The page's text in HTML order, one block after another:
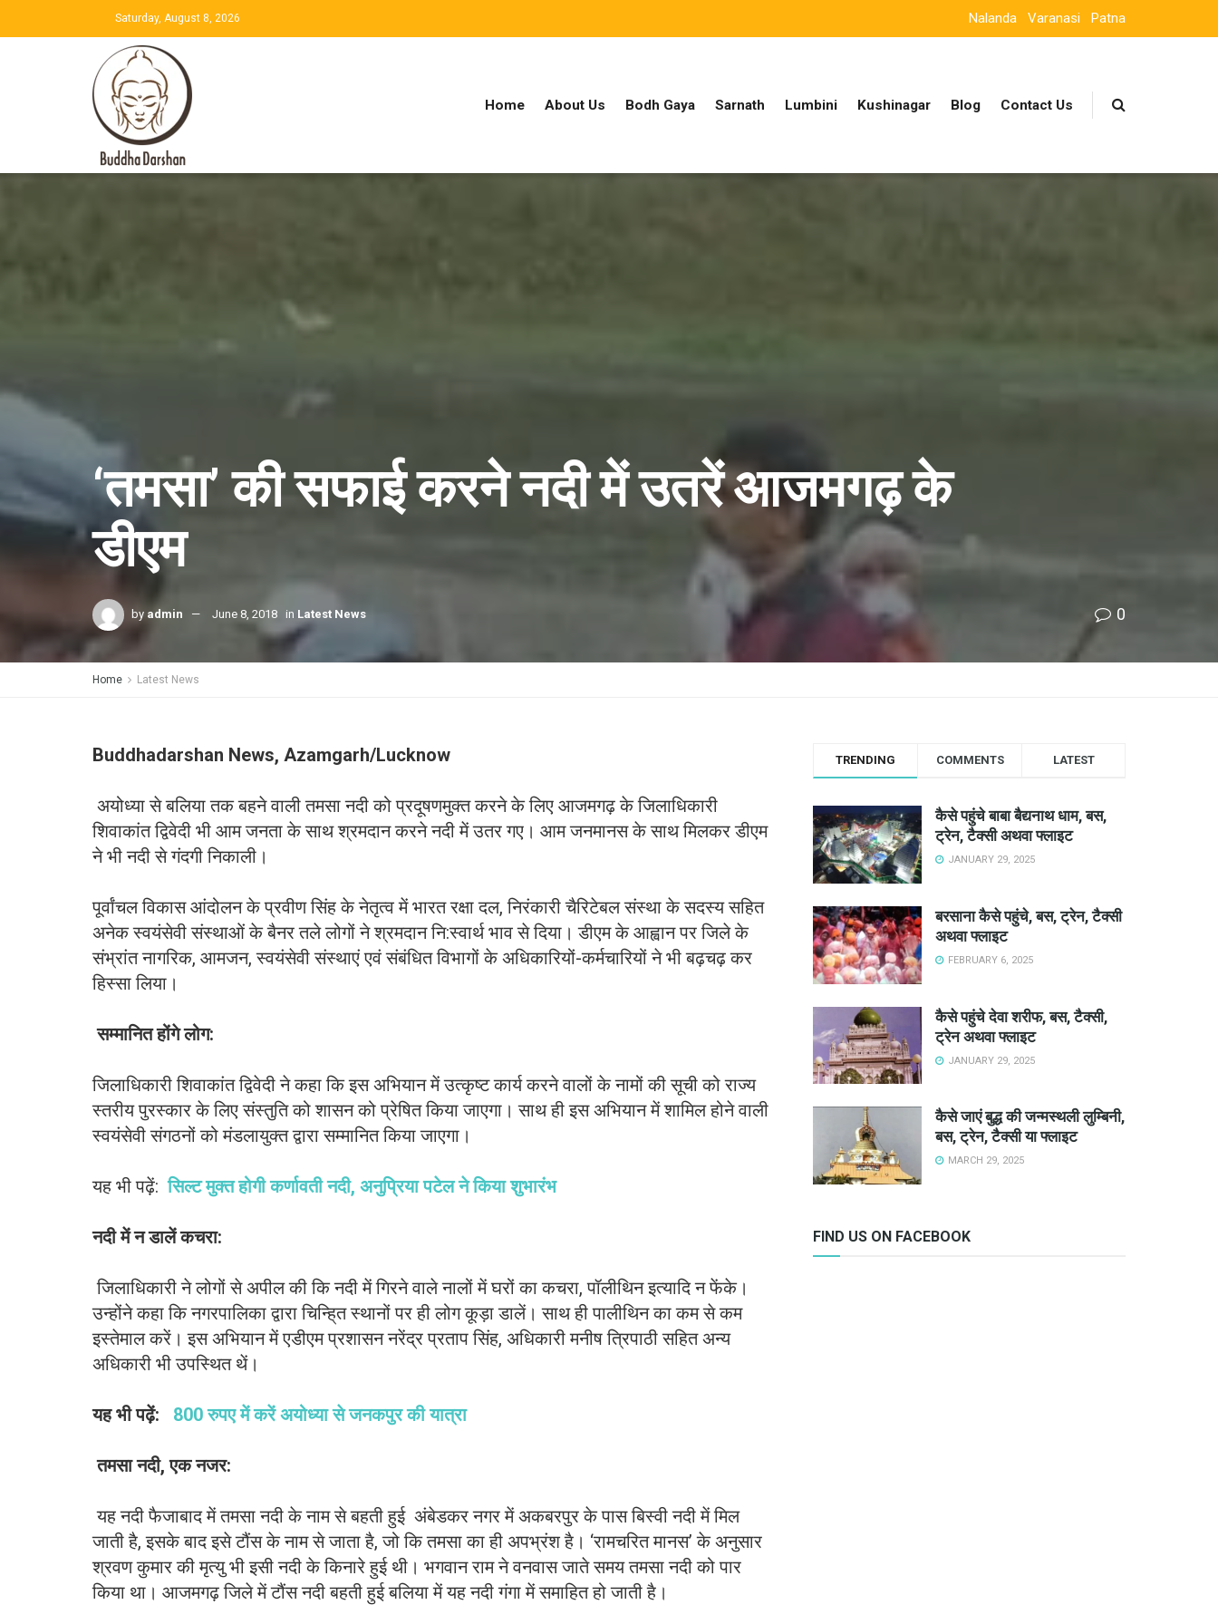
Saturday, August 8, 2026 Nalanda Varanasi Patna
Home About Us Bodh Gaya Sarnath Lumbini Kushinagar Blog Contact Us
‘तमसा’ की सफाई करने नदी में उतरें आजमगढ़ के
डीएम
by admin June 8, 2018 in Latest News 0
Home Latest News
Buddhadarshan News, Azamgarh/Lucknow
अयोध्या से बलिया तक बहने वाली तमसा नदी को प्रदूषणमुक्त करने के लिए आजमगढ़ के जिलाधिकारी
शिवाकांत द्विवेदी भी आम जनता के साथ श्रमदान करने नदी में उतर गए। आम जनमानस के साथ मिलकर डीएम
ने भी नदी से गंदगी निकाली।
पूर्वांचल विकास आंदोलन के प्रवीण सिंह के नेतृत्व में भारत रक्षा दल, निरंकारी चैरिटेबल संस्था के सदस्य सहित
अनेक स्वयंसेवी संस्थाओं के बैनर तले लोगों ने श्रमदान नि:स्वार्थ भाव से दिया। डीएम के आह्वान पर जिले के
संभ्रांत नागरिक, आमजन, स्वयंसेवी संस्थाएं एवं संबंधित विभागों के अधिकारियों-कर्मचारियों ने भी बढ़चढ़ कर
हिस्सा लिया।
सम्मानित होंगे लोग:
जिलाधिकारी शिवाकांत द्विवेदी ने कहा कि इस अभियान में उत्कृष्ट कार्य करने वालों के नामों की सूची को राज्य
स्तरीय पुरस्कार के लिए संस्तुति को शासन को प्रेषित किया जाएगा। साथ ही इस अभियान में शामिल होने वाली
स्वयंसेवी संगठनों को मंडलायुक्त द्वारा सम्मानित किया जाएगा।
यह भी पढ़ें:सिल्ट मुक्त होगी कर्णावती नदी, अनुप्रिया पटेल ने किया शुभारंभ
नदी में न डालें कचरा:
जिलाधिकारी ने लोगों से अपील की कि नदी में गिरने वाले नालों में घरों का कचरा, पॉलीथिन इत्यादि न फेंके।
उन्होंने कहा कि नगरपालिका द्वारा चिन्हि्त स्थानों पर ही लोग कूड़ा डालें। साथ ही पालीथिन का कम से कम
इस्तेमाल करें। इस अभियान में एडीएम प्रशासन नरेंद्र प्रताप सिंह, अधिकारी मनीष त्रिपाठी सहित अन्य
अधिकारी भी उपस्थित थें।
यह भी पढ़ें: 800 रुपए में करें अयोध्या से जनकपुर की यात्रा
तमसा नदी, एक नजर:
यह नदी फैजाबाद में तमसा नदी के नाम से बहती हुई अंबेडकर नगर में अकबरपुर के पास बिस्वी नदी में मिल
जाती है, इसके बाद इसे टौंस के नाम से जाता है, जो कि तमसा का ही अपभ्रंश है। ‘रामचरित मानस’ के अनुसार
श्रवण कुमार की मृत्यु भी इसी नदी के किनारे हुई थी। भगवान राम ने वनवास जाते समय तमसा नदी को पार
किया था। आजमगढ़ जिले में टौंस नदी बहती हुई बलिया में यह नदी गंगा में समाहित हो जाती है।
TRENDING COMMENTS LATEST
कैसे पहुंचे बाबा बैद्यनाथ धाम, बस,
ट्रेन, टैक्सी अथवा फ्लाइट
JANUARY 29, 2025
बरसाना कैसे पहुंचे, बस, ट्रेन, टैक्सी
अथवा फ्लाइट
FEBRUARY 6, 2025
कैसे पहुंचे देवा शरीफ, बस, टैक्सी,
ट्रेन अथवा फ्लाइट
JANUARY 29, 2025
कैसे जाएं बुद्ध की जन्मस्थली लुम्बिनी,
बस, ट्रेन, टैक्सी या फ्लाइट
MARCH 29, 2025
FIND US ON FACEBOOK